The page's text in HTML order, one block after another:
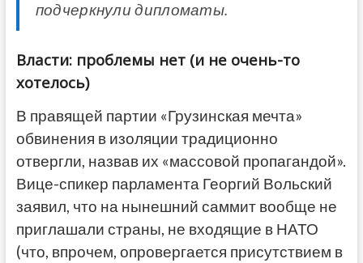
подчеркнули дипломаты.
Власти: проблемы нет (и не очень-то
хотелось)
В правящей партии «Грузинская мечта»
обвинения в изоляции традиционно
отвергли, назвав их «массовой пропагандой».
Вице-спикер парламента Георгий Вольский
заявил, что на нынешний саммит вообще не
приглашали страны, не входящие в НАТО
(что, впрочем, опровергается присутствием в